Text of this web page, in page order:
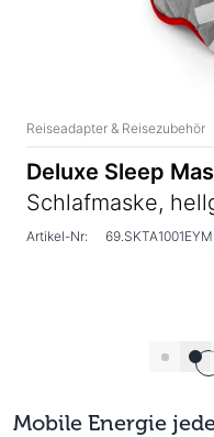
Reiseadapter & Reisezubehör
Deluxe Sleep
Schlafmaske,
Artikel-Nr:
Mobile Energie